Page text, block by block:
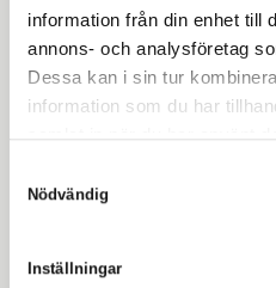
information från din enhet till
annons- och analysföretag
Dessa kan i sin tur
information som du har
samlat in när du har använt
Nödvändig
Inställningar
till fester, bröllop och
Hyr produkter